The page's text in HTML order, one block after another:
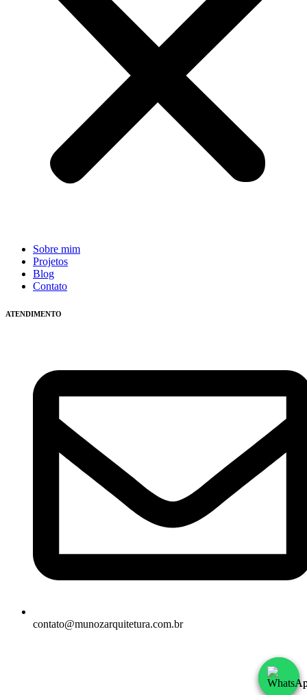
Sobre mim
Projetos
Blog
Contato
ATENDIMENTO
contato@munozarquitetura.com.br